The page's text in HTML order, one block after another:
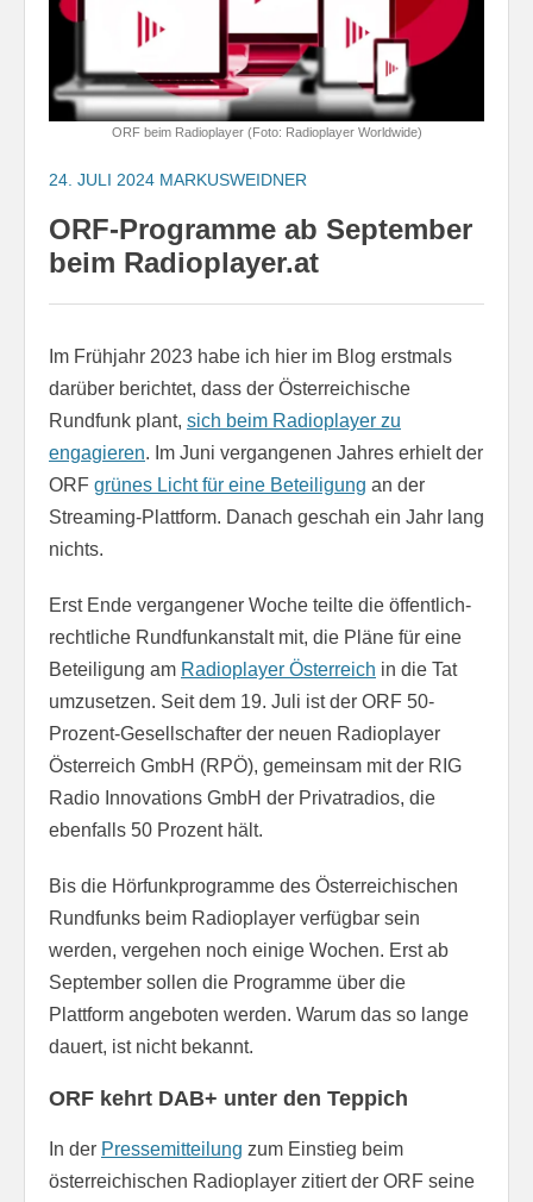
ORF beim Radioplayer (Foto: Radioplayer Worldwide)
24. JULI 2024 MARKUSWEIDNER
ORF-Programme ab September
beim Radioplayer.at
Im Frühjahr 2023 habe ich hier im Blog erstmals
darüber berichtet, dass der Österreichische
Rundfunk plant, sich beim Radioplayer zu
engagieren. Im Juni vergangenen Jahres erhielt der
ORF grünes Licht für eine Beteiligung an der
Streaming-Plattform. Danach geschah ein Jahr lang
nichts.
Erst Ende vergangener Woche teilte die öffentlich-
rechtliche Rundfunkanstalt mit, die Pläne für eine
Beteiligung am Radioplayer Österreich in die Tat
umzusetzen. Seit dem 19. Juli ist der ORF 50-
Prozent-Gesellschafter der neuen Radioplayer
Österreich GmbH (RPÖ), gemeinsam mit der RIG
Radio Innovations GmbH der Privatradios, die
ebenfalls 50 Prozent hält.
Bis die Hörfunkprogramme des Österreichischen
Rundfunks beim Radioplayer verfügbar sein
werden, vergehen noch einige Wochen. Erst ab
September sollen die Programme über die
Plattform angeboten werden. Warum das so lange
dauert, ist nicht bekannt.
ORF kehrt DAB+ unter den Teppich
In der Pressemitteilung zum Einstieg beim
österreichischen Radioplayer zitiert der ORF seine